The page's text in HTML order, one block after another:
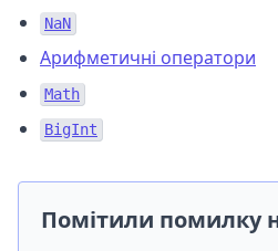
NaN
Арифметичні оператори
Math
BigInt
Помітили помилку